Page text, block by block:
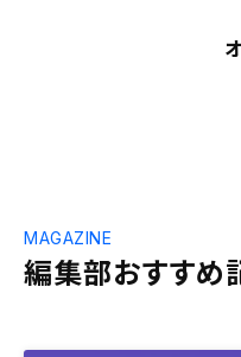
編集部おすすめ
MAGAZINE